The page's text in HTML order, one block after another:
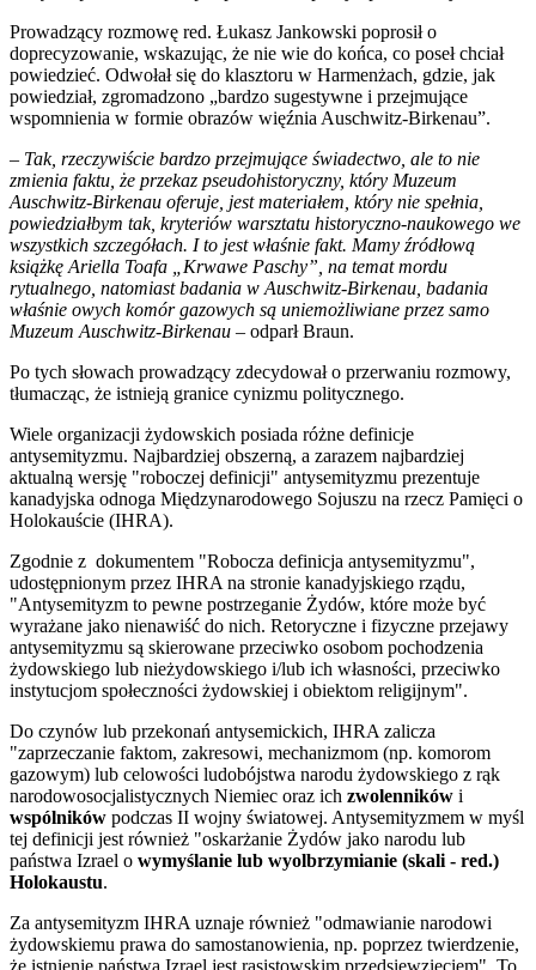
Prowadzący rozmowę red. Łukasz Jankowski poprosił o
doprecyzowanie, wskazując, że nie wie do końca, co poseł chciał
powiedzieć. Odwołał się do klasztoru w Harmenżach, gdzie, jak
powiedział, zgromadzono „bardzo sugestywne i przejmujące
wspomnienia w formie obrazów więźnia Auschwitz-Birkenau”.
– Tak, rzeczywiście bardzo przejmujące świadectwo, ale to nie
zmienia faktu, że przekaz pseudohistoryczny, który Muzeum
Auschwitz-Birkenau oferuje, jest materiałem, który nie spełnia,
powiedziałbym tak, kryteriów warsztatu historyczno-naukowego we
wszystkich szczegółach. I to jest właśnie fakt. Mamy źródłową
książkę Ariella Toafa „Krwawe Paschy”, na temat mordu
rytualnego, natomiast badania w Auschwitz-Birkenau, badania
właśnie owych komór gazowych są uniemożliwiane przez samo
Muzeum Auschwitz-Birkenau – odparł Braun.
Po tych słowach prowadzący zdecydował o przerwaniu rozmowy,
tłumacząc, że istnieją granice cynizmu politycznego.
Wiele organizacji żydowskich posiada różne definicje
antysemityzmu. Najbardziej obszerną, a zarazem najbardziej
aktualną wersję "roboczej definicji" antysemityzmu prezentuje
kanadyjska odnoga Międzynarodowego Sojuszu na rzecz Pamięci o
Holokauście (IHRA).
Zgodnie z dokumentem "Robocza definicja antysemityzmu",
udostępnionym przez IHRA na stronie kanadyjskiego rządu,
"Antysemityzm to pewne postrzeganie Żydów, które może być
wyrażane jako nienawiść do nich. Retoryczne i fizyczne przejawy
antysemityzmu są skierowane przeciwko osobom pochodzenia
żydowskiego lub nieżydowskiego i/lub ich własności, przeciwko
instytucjom społeczności żydowskiej i obiektom religijnym".
Do czynów lub przekonań antysemickich, IHRA zalicza
"zaprzeczanie faktom, zakresowi, mechanizmom (np. komorom
gazowym) lub celowości ludobójstwa narodu żydowskiego z rąk
narodowosocjalistycznych Niemiec oraz ich zwolenników i
wspólników podczas II wojny światowej. Antysemityzmem w myśl
tej definicji jest również "oskarżanie Żydów jako narodu lub
państwa Izrael o wymyślanie lub wyolbrzymianie (skali - red.)
Holokaustu.
Za antysemityzm IHRA uznaje również "odmawianie narodowi
żydowskiemu prawa do samostanowienia, np. poprzez twierdzenie,
że istnienie państwa Izrael jest rasistowskim przedsięwzięciem". To